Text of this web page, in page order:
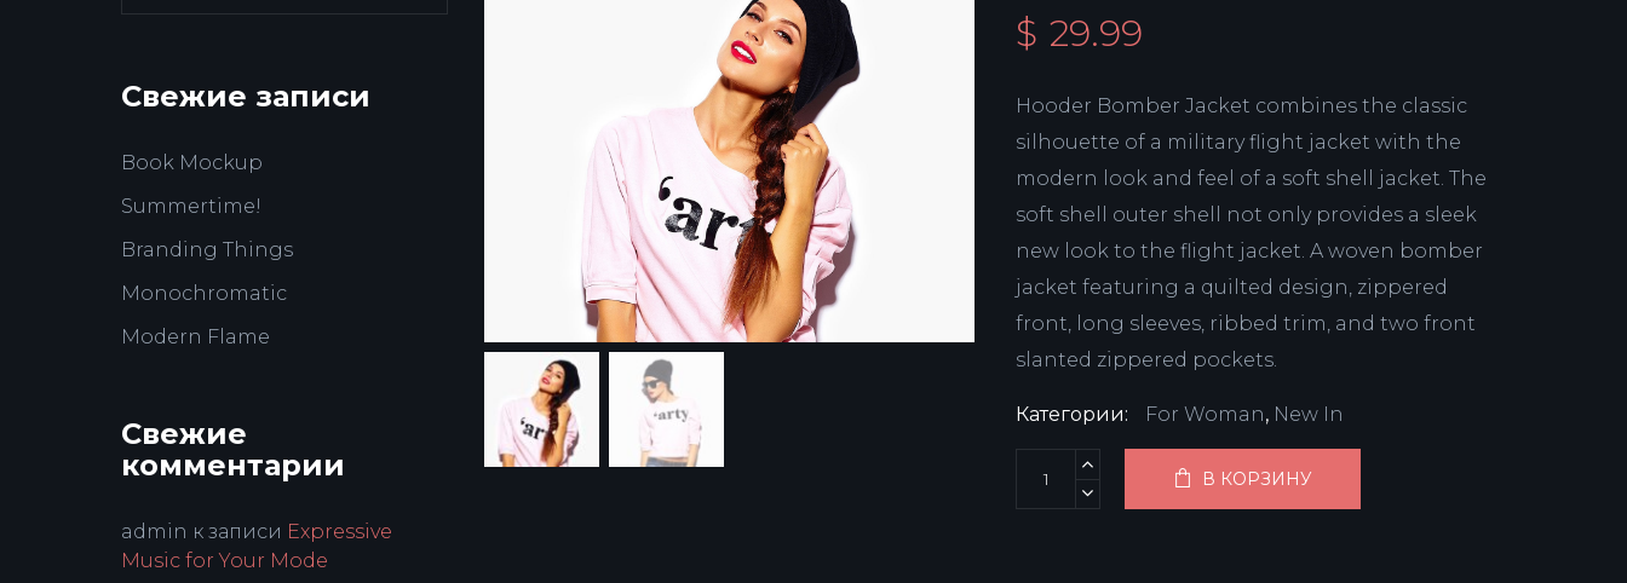
$29.99
Hooder Bomber Jacket combines the classic
silhouette of a military flight jacket with the
modern look and feel of a soft shell jacket. The
soft shell outer shell not only provides a sleek
new look to the flight jacket. A woven bomber
jacket featuring a quilted design, zippered
front, long sleeves, ribbed trim, and two front
slanted zippered pockets.
Категории: For Woman, New In
В КОРЗИНУ
Свежие записи
Book Mockup
Summertime!
Branding Things
Monochromatic
Modern Flame
Свежие
комментарии
admin к записи Expressive
Music for Your Mode